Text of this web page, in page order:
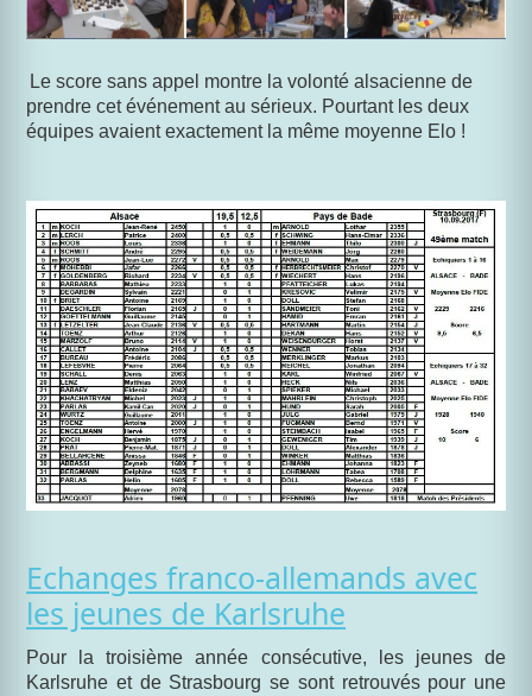
Le score sans appel montre la volonté alsacienne de
prendre cet événement au sérieux. Pourtant les deux
équipes avaient exactement la même moyenne Elo !
Echanges franco-allemands avec
les jeunes de Karlsruhe
Pour la troisième année consécutive, les jeunes de
Karlsruhe et de Strasbourg se sont retrouvés pour une